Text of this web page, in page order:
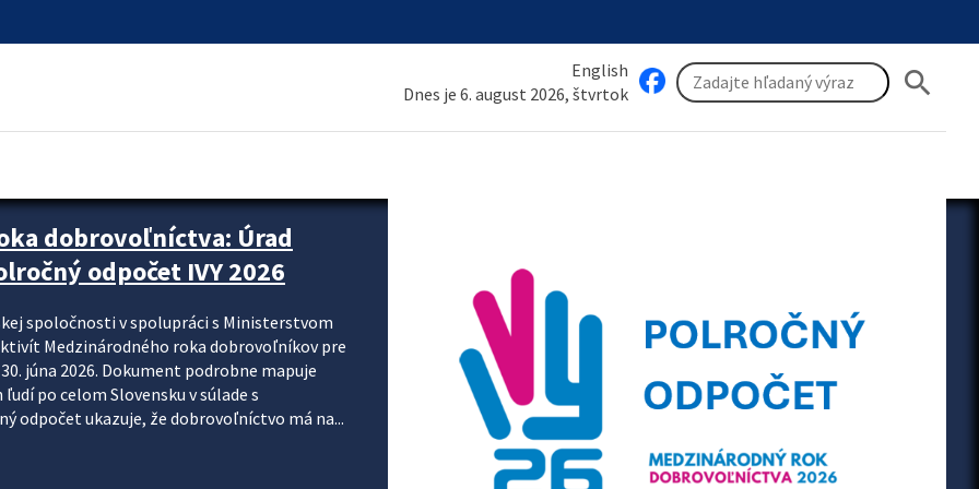
English
Dnes je 6. august 2026, štvrtok
search
krok za krokom
systému DPH a digitalizácie fakturačných
k tomu, aby sa elektronická faktúra stala
je priniesť jednoduchšie, rýchlejšie a
údajov, znížiť riziko chýb a podporiť
preto nepredstavuje...